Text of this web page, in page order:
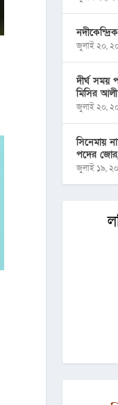
জুলাই ২০,
দীর্ঘ সময়
মিসির
জুলাই ২০,
সিনেমায়
পদের
জুলাই ১৯,